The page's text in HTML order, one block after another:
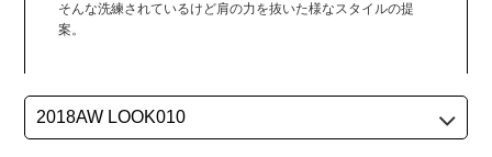
そんな洗練されているけど肩の力を抜いた様なスタイルの提
案。